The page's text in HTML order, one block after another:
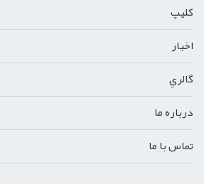
کليپ
اخبار
گالري
درباره ما
تماس با ما